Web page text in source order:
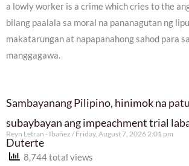
a lowly worker is a crime which cries to the
bilang paalala sa moral na pananagutan ng
makatarungan at napapanahong sahod para
manggagawa.
Sambayanang Pilipino, hinimok na
subaybayan ang impeachment trial
Duterte
Reyn Letran - Ibañez Friday, August 7, 2026 2:01 pm
8,744 total views